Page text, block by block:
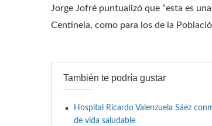
Jorge Jofré puntualizó que “esta es
Centinela, como para los de la
También te podría gustar
Hospital Ricardo Valenzuela Sáez
de vida saludable